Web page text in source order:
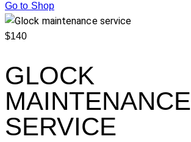
Go to Shop
$140
GLOCK
MAINTENANCE
SERVICE